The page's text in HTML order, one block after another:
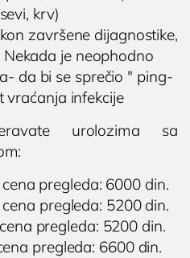
krv)
završene dijagnostike,
je neophodno
da bi se sprečio " ping-
vraćanja infekcije
urolozima sa
pregleda: 6000 din.
pregleda: 5200 din.
pregleda: 5200 din.
pregleda: 6600 din.